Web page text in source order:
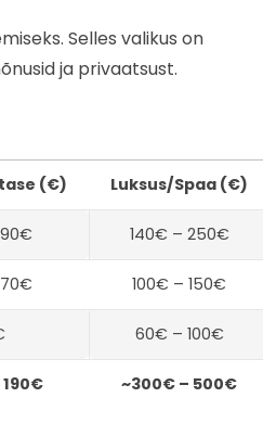
Selles valikus on
ja privaatsust.
(€) Luksus/Spaa (€)
140€ – 250€
100€ – 150€
60€ – 100€
~300€ – 500€